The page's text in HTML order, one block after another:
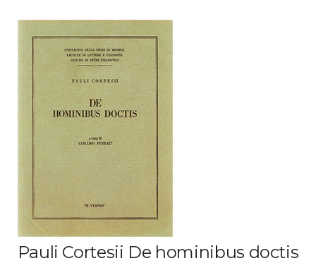
Pauli Cortesii De hominibus doctis